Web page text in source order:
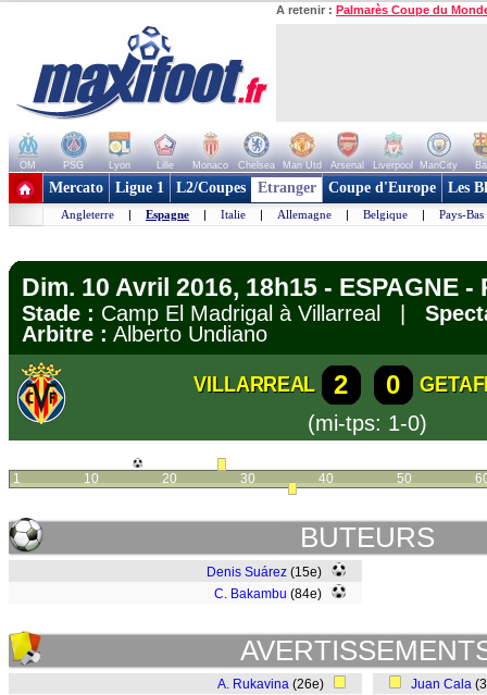
A retenir : Palmarès Coupe du
OM PSG Lyon Lille Monaco Chelsea Man Utd Arsenal Liverpool ManCity
+ de clubs
Mercato Ligue 1 L2/Coupes Etranger Coupe d'Europe Les
Angleterre | Espagne | Italie | Allemagne | Belgique | Pays-Bas
Dim. 10 Avril 2016, 18h15 - ESPAGNE
Stade : Camp El Madrigal à Villarreal |
Arbitre : Alberto Undiano
VILLARREAL 2 0
(mi-tps: 1-0)
1 10 20 30 40 50
BUTEURS
Denis Suárez (15e)
C. Bakambu (84e)
A. Rukavina (26e)
Juan Cala